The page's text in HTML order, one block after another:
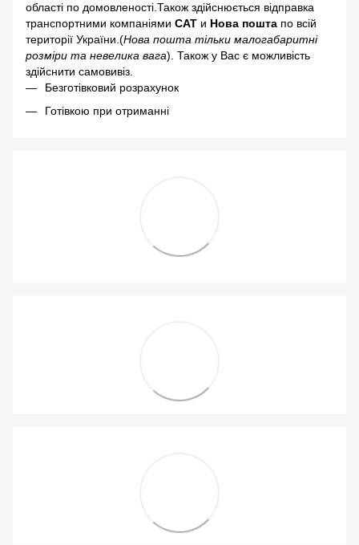
області по домовленості.Також здійснюється відправка
транспортними компаніями САТ и Нова пошта по всій
території України.(Нова пошта тільки малогабаритні
розміри та невелика вага). Також у Вас є можливість
здійснити самовивіз.
Безготівковий розрахунок
Готівкою при отриманні